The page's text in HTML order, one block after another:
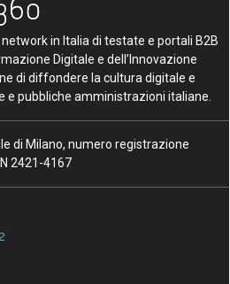
in Italia di testate e portali B2B
Digitale e dell’Innovazione
di diffondere la cultura digitale e
e pubbliche amministrazioni italiane.
di Milano, numero registrazione
2421-4167